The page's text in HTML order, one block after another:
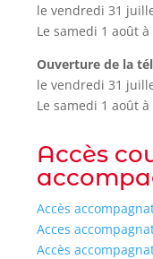
le vendredi 31
Le samedi 1 août à
Ouverture de la
le vendredi 31
Le samedi 1 août à
Accès
Accès
Acces
Accès